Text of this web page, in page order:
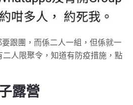
跟團，而係二人一組，但係就一
二人限聚令，知道有防疫措施，點
露營